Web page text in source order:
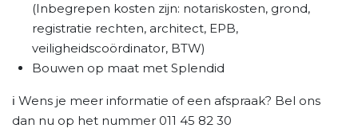
(Inbegrepen kosten zijn: notariskosten, grond,
registratie rechten, architect, EPB,
veiligheidscoördinator, BTW)
Bouwen op maat met Splendid
ℹ️ Wens je meer informatie of een afspraak? Bel ons
dan nu op het nummer 011 45 82 30